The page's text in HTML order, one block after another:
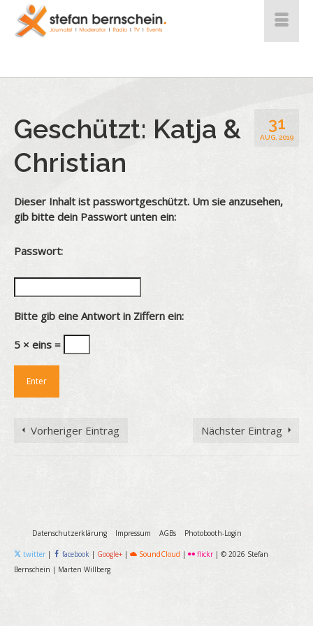
31
AUG. 2019
Geschützt: Katja &
Christian
Dieser Inhalt ist passwortgeschützt. Um sie anzusehen,
gib bitte dein Passwort unten ein:
Passwort:
Bitte gib eine Antwort in Ziffern ein:
5 × eins =
Vorheriger Eintrag Nächster Eintrag
Datenschutzerklärung Impressum AGBs Photobooth-Login
twitter | facebook | Google+ | SoundCloud | flickr| © 2026 Stefan
Bernschein | Marten Willberg